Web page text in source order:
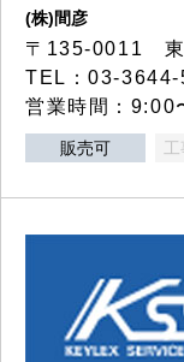
(株)間彦
〒135-0011 東
TEL：03-
営業時間：9:00
販売可